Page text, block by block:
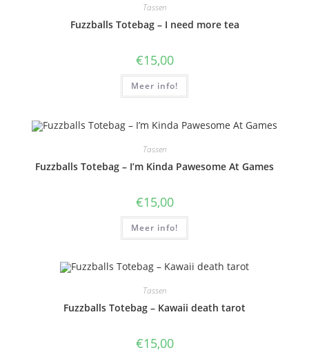
Tassen
Fuzzballs Totebag – I need more tea
€15,00
Meer info!
Tassen
Fuzzballs Totebag – I’m Kinda Pawesome At Games
€15,00
Meer info!
Tassen
Fuzzballs Totebag – Kawaii death tarot
€15,00